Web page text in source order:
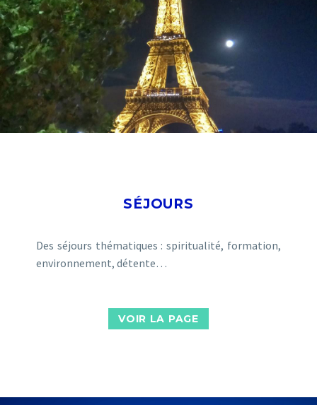
SÉJOURS
Des séjours thématiques : spiritualité, formation,
environnement, détente…
VOIR LA PAGE